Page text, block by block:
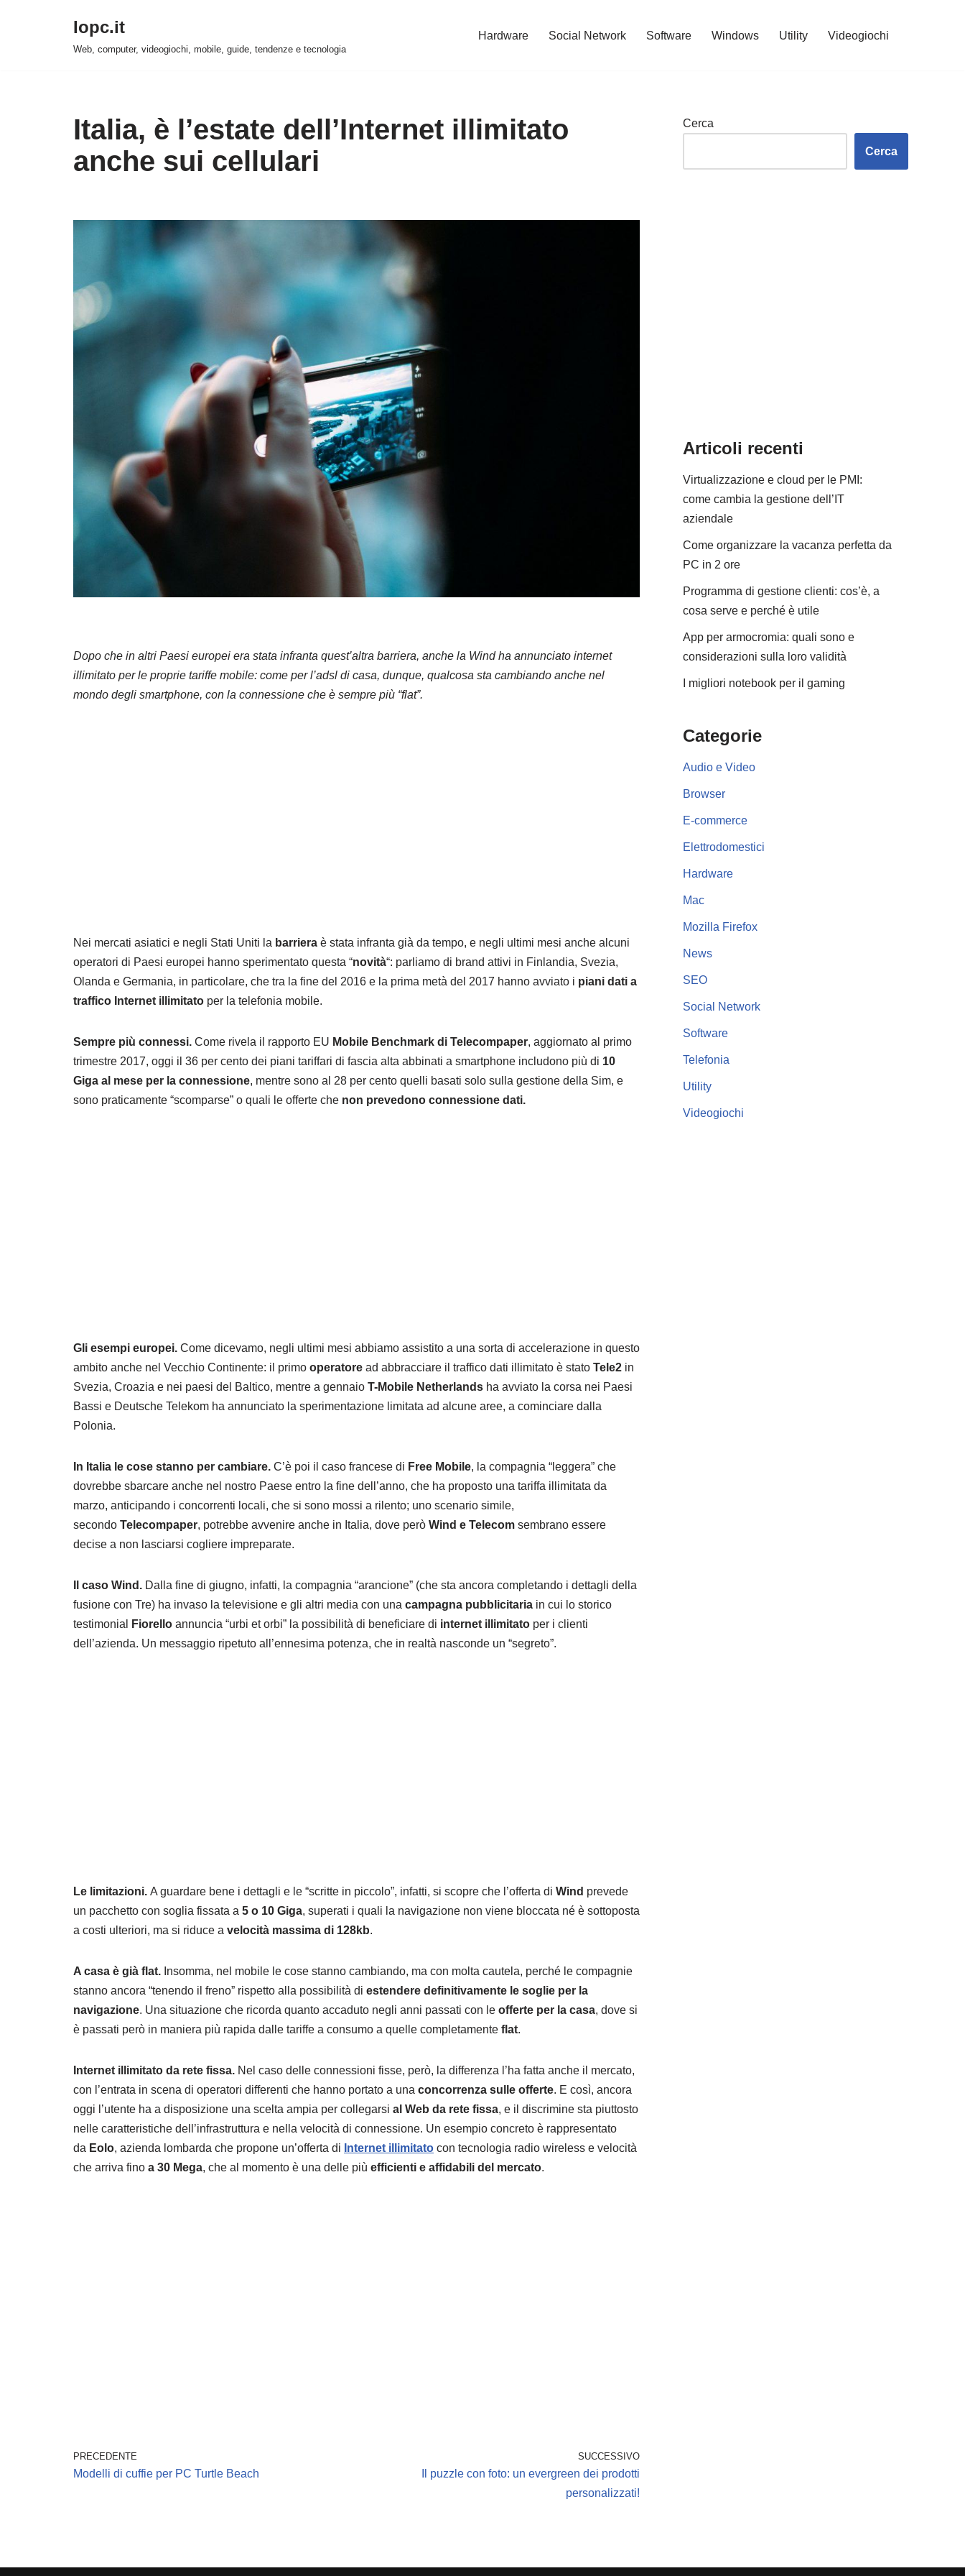
Iopc.it
Web, computer, videogiochi, mobile, guide, tendenze e tecnologia
Hardware Social Network Software Windows Utility Videogiochi
Italia, è l’estate dell’Internet illimitato
anche sui cellulari
Dopo che in altri Paesi europei era stata infranta quest’altra barriera, anche la Wind ha annunciato internet
illimitato per le proprie tariffe mobile: come per l’adsl di casa, dunque, qualcosa sta cambiando anche nel
mondo degli smartphone, con la connessione che è sempre più “flat”.
Nei mercati asiatici e negli Stati Uniti la barriera è stata infranta già da tempo, e negli ultimi mesi anche alcuni
operatori di Paesi europei hanno sperimentato questa “novità“: parliamo di brand attivi in Finlandia, Svezia,
Olanda e Germania, in particolare, che tra la fine del 2016 e la prima metà del 2017 hanno avviato i piani dati a
traffico Internet illimitato per la telefonia mobile.
Sempre più connessi. Come rivela il rapporto EU Mobile Benchmark di Telecompaper, aggiornato al primo
trimestre 2017, oggi il 36 per cento dei piani tariffari di fascia alta abbinati a smartphone includono più di 10
Giga al mese per la connessione, mentre sono al 28 per cento quelli basati solo sulla gestione della Sim, e
sono praticamente “scomparse” o quali le offerte che non prevedono connessione dati.
Gli esempi europei. Come dicevamo, negli ultimi mesi abbiamo assistito a una sorta di accelerazione in questo
ambito anche nel Vecchio Continente: il primo operatore ad abbracciare il traffico dati illimitato è stato Tele2 in
Svezia, Croazia e nei paesi del Baltico, mentre a gennaio T-Mobile Netherlands ha avviato la corsa nei Paesi
Bassi e Deutsche Telekom ha annunciato la sperimentazione limitata ad alcune aree, a cominciare dalla
Polonia.
In Italia le cose stanno per cambiare. C’è poi il caso francese di Free Mobile, la compagnia “leggera” che
dovrebbe sbarcare anche nel nostro Paese entro la fine dell’anno, che ha proposto una tariffa illimitata da
marzo, anticipando i concorrenti locali, che si sono mossi a rilento; uno scenario simile,
secondo Telecompaper, potrebbe avvenire anche in Italia, dove però Wind e Telecom sembrano essere
decise a non lasciarsi cogliere impreparate.
Il caso Wind. Dalla fine di giugno, infatti, la compagnia “arancione” (che sta ancora completando i dettagli della
fusione con Tre) ha invaso la televisione e gli altri media con una campagna pubblicitaria in cui lo storico
testimonial
Fiorello annuncia “urbi et orbi” la possibilità di beneficiare di internet illimitato per i clienti
dell’azienda. Un messaggio ripetuto all’ennesima potenza, che in realtà nasconde un “segreto”.
Le limitazioni. A guardare bene i dettagli e le “scritte in piccolo”, infatti, si scopre che l’offerta di Wind prevede
un pacchetto con soglia fissata a 5 o 10 Giga, superati i quali la navigazione non viene bloccata né è sottoposta
a costi ulteriori, ma si riduce a velocità massima di 128kb.
A casa è già flat. Insomma, nel mobile le cose stanno cambiando, ma con molta cautela, perché le compagnie
stanno ancora “tenendo il freno” rispetto alla possibilità di estendere definitivamente le soglie per la
navigazione. Una situazione che ricorda quanto accaduto negli anni passati con le offerte per la casa, dove si
è passati però in maniera più rapida dalle tariffe a consumo a quelle completamente flat.
Internet illimitato da rete fissa. Nel caso delle connessioni fisse, però, la differenza l’ha fatta anche il mercato,
con l’entrata in scena di operatori differenti che hanno portato a una concorrenza sulle offerte. E così, ancora
oggi l’utente ha a disposizione una scelta ampia per collegarsi al Web da rete fissa, e il discrimine sta piuttosto
nelle caratteristiche dell’infrastruttura e nella velocità di connessione. Un esempio concreto è rappresentato
da Eolo, azienda lombarda che propone un’offerta di Internet illimitato con tecnologia radio wireless e velocità
che arriva fino a 30 Mega, che al momento è una delle più efficienti e affidabili del mercato.
PRECEDENTE
Modelli di cuffie per PC Turtle Beach
SUCCESSIVO
Il puzzle con foto: un evergreen dei prodotti
personalizzati!
Cerca
Cerca
Articoli recenti
Virtualizzazione e cloud per le PMI:
come cambia la gestione dell’IT
aziendale
Come organizzare la vacanza perfetta da
PC in 2 ore
Programma di gestione clienti: cos’è, a
cosa serve e perché è utile
App per armocromia: quali sono e
considerazioni sulla loro validità
I migliori notebook per il gaming
Categorie
Audio e Video
Browser
E-commerce
Elettrodomestici
Hardware
Mac
Mozilla Firefox
News
SEO
Social Network
Software
Telefonia
Utility
Videogiochi